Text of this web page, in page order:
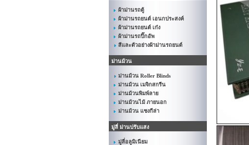
ผ้าม่านรถตู้
ผ้าม่านรถยนต์ เอนกประสงค์
ผ้าม่านรถยนต์ เก๋ง
ผ้าม่านรถปิ๊กอัพ
สีและตัวอย่างผ้าม่านรถยนต์
ม่านม้วน
ม่านม้วน Roller Blinds
ม่านม้วน เมจิกสกรีน
ม่านม้วนพิมพ์ลาย
ม่านม้วนไม้ ภายนอก
ม่านม้วน แชงกีล่า
มู่ลี่ ม่านปรับแสง
มู่ลี่อลูมิเนียม